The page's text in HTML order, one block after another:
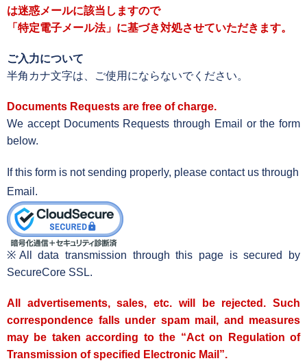
は迷惑メールに該当しますので
「特定電子メール法」に基づき対処させていただきます。
ご入力について
半角カナ文字は、ご使用にならないでください。
Documents Requests are free of charge.
We accept Documents Requests through Email
or the form
below.
If this form is not sending properly, please contact us through
Email .
※All data transmission through this page is secured by
SecureCore SSL.
All advertisements, sales, etc. will be rejected. Such
correspondence falls under spam mail, and measures
may be taken according to the “Act on Regulation of
Transmission of specified Electronic Mail”.